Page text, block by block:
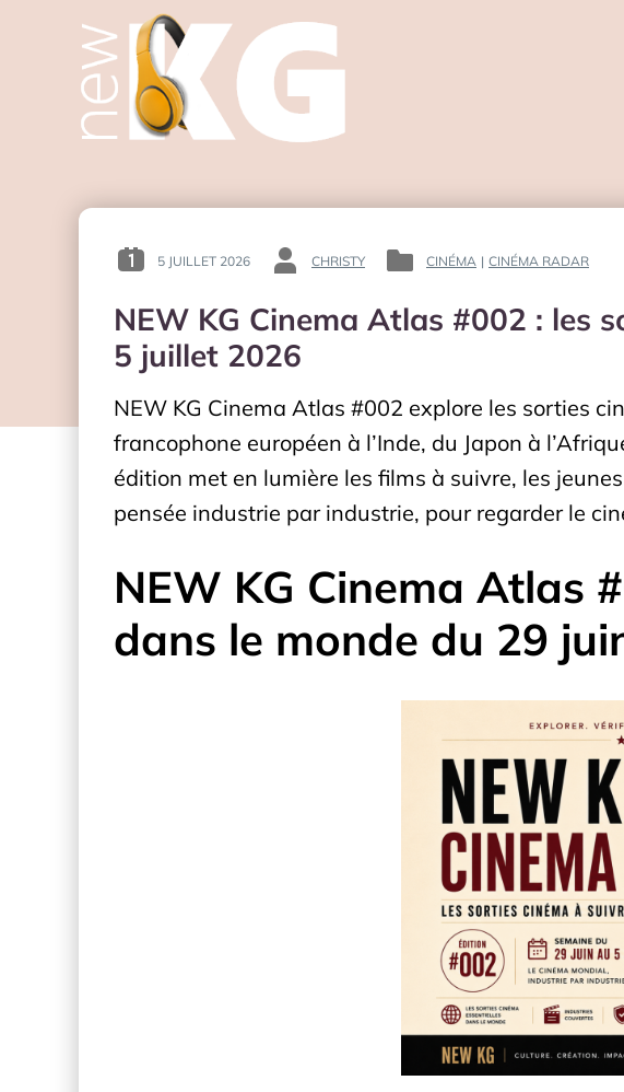
POSTED
5 JUILLET 2026
BY
CHRISTY
POSTED
:
CINÉMA | CINÉMA RADAR
NEW KG Cinema Atlas #002 : les
5 juillet 2026
NEW KG Cinema Atlas #002 explore les sorties
francophone européen à l’Inde, du Japon à
édition met en lumière les films à suivre, les
pensée industrie par industrie, pour regarder le
NEW KG Cinema Atlas
dans le monde du 29